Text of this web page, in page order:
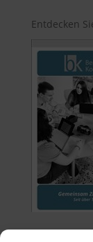
Entdecken